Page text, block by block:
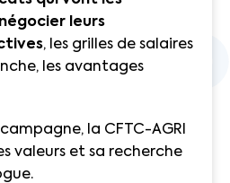
leurs
, les grilles de salaires
les avantages
la CFTC-AGRI
valeurs et sa recherche